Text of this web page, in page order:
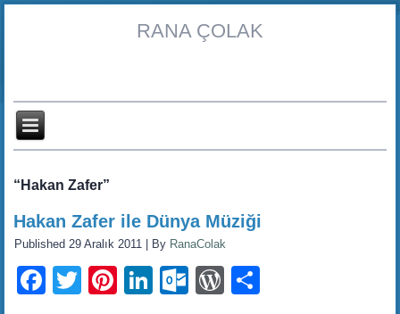
RANA ÇOLAK
“Hakan Zafer”
Hakan Zafer ile Dünya Müziği
Published 29 Aralık 2011 By RanaColak
Facebook
TwitterPinterest
LinkedIn
Outlook.com
WordPress